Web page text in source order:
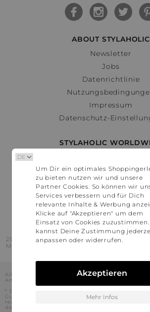
ABOUT STYLAHOLIC
Newsletter
Jobs
Datenrichtlinie
Impressum
Datenschutz-
STYLAHOLIC
Österreich
Schweiz
France
United States
2016 - 2026 © Stylaholic.
Made for you with love in munich.
Alle Preise inkl. der jeweils geltenden
Angaben ohne Gewähr.
* Die angezeigten Preise beinhalten Rabatte,
Gutschein-Codes auf den Seiten unserer Partner
realisiert werden können. Stylaholic führt keine
der Gutschein-Codes durch und es kann daher in
Um Dir ein optimales
zu bieten nutzen wir und unsere
Partner Cookies. So können wir
Services verbessern und für Dich
relevante Inhalte & Werbung
Klicke auf "Akzeptieren" um dem
Einsatz von Cookies zuzustimmen.
kannst Deine Zustimmung
anpassen oder widerrufen.
Akzeptieren
Mehr Infos